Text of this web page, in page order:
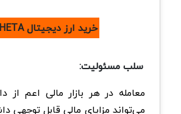
خرید ارز دیجیتال THETA
سلب مسئولیت:
معامله در هر بازار مالی اعم از
می‌تواند مزایای مالی قابل توجهی